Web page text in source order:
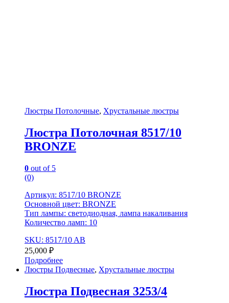
Люстры Потолочные, Хрустальные люстры
Люстра Потолочная 8517/10
BRONZE
0 out of 5
(0)
Артикул: 8517/10 BRONZE
Основной цвет: BRONZE
Тип лампы: светодиодная, лампа накаливания
Количество ламп: 10
SKU: 8517/10 AB
25,000 ₽
Подробнее
Люстры Подвесные, Хрустальные люстры
Люстра Подвесная 3253/4